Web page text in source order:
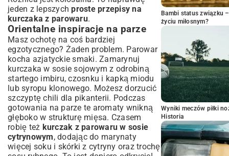
jeden z lepszychproste przepisy na
kurczaka z parowaru.
Orientalne inspiracje na parze
Masz ochotę na coś bardziej
egzotycznego? Żaden problem. Parowar
kocha azjatyckie smaki. Zamarynuj
kurczaka w sosie sojowym z odrobiną
startego imbiru, czosnku i kapką miodu
lub syropu klonowego. Możesz dorzucić
szczyptę chili dla pikanterii. Podczas
gotowania na parze te aromaty wnikną
głęboko w strukturę mięsa. Czasem
robię też kurczak z parowaru w sosie
cytrynowym, dodając do marynaty
więcej soku i skórki z cytryny oraz trochę
Bambi status związku
życiu miłosnym?
Wyniki meczów piłki
Historia